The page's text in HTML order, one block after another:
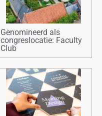
Genomineerd als
congreslocatie: Faculty
Club